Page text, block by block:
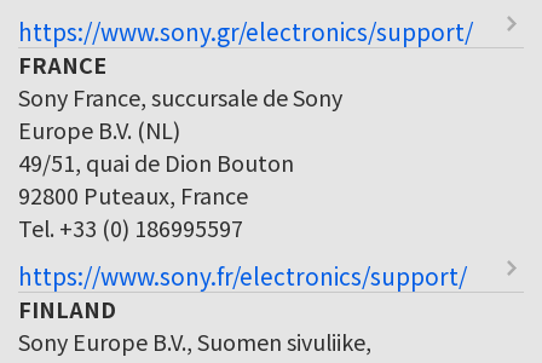
https://www.sony.gr/electronics/support/
FRANCE
Sony France, succursale de Sony
Europe B.V. (NL)
49/51, quai de Dion Bouton
92800 Puteaux, France
Tel. +33 (0) 186995597
https://www.sony.fr/electronics/support/
FINLAND
Sony Europe B.V., Suomen sivuliike,